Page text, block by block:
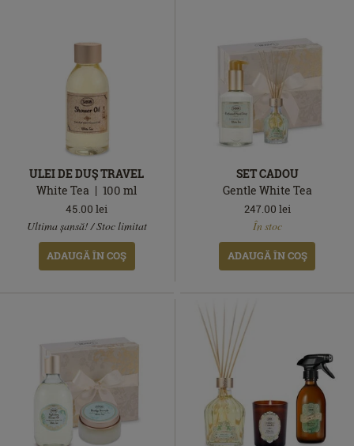
ULEI DE DUŞ TRAVEL
White Tea
100ml
stoc
45.00 lei
Ultima șansă! / Stoc limitat
ADAUGĂ ÎN COŞ
SET CADOU
Gentle White Tea
247.00 lei
În stoc
ADAUGĂ ÎN COŞ